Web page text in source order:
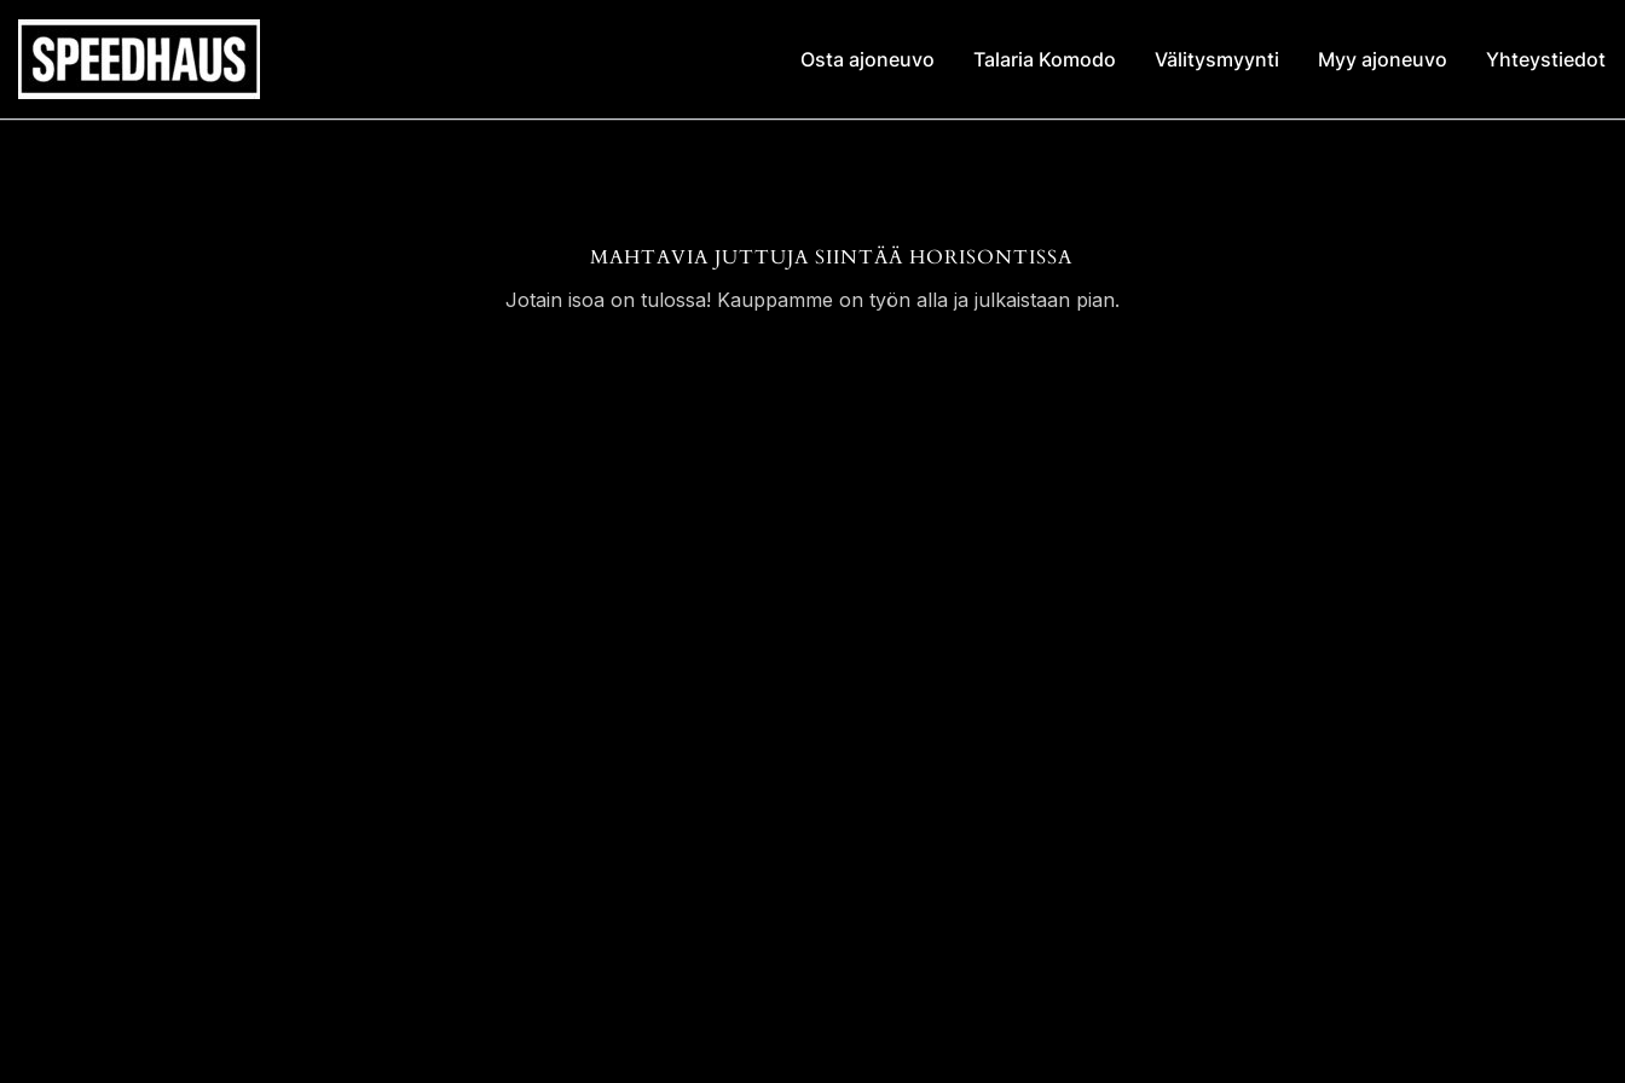
Siirry
sisältöön
Osta ajoneuvo Talaria Komodo Välitysmyynti Myy ajoneuvo Yhteystiedot
MAHTAVIA JUTTUJA SIINTÄÄ HORISONTISSA
Jotain isoa on tulossa! Kauppamme on työn alla ja julkaistaan pian.